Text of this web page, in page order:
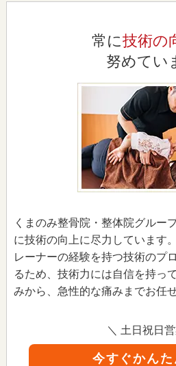
常に技術の
努めてい
くまのみ整骨院・整体院グルー
に技術の向上に尽力しています
レーナーの経験を持つ技術のプ
るため、技術力には自信を持っ
みから、急性的な痛みまでお任
＼ 土日祝日
今すぐかんた